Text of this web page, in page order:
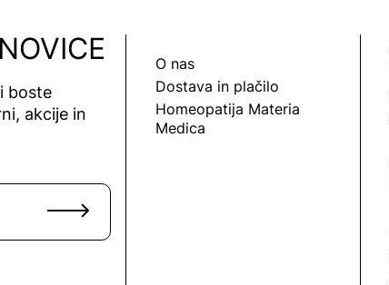
boste
akcije in
O nas
Dostava in plačilo
Homeopatija Materia
Medica